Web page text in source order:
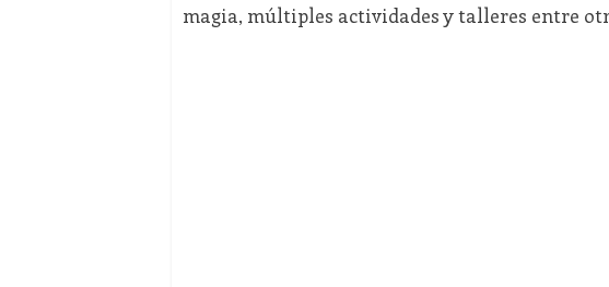
magia, múltiples actividades y talleres entre